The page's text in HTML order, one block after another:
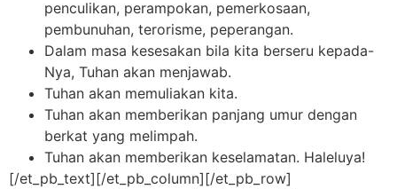
penculikan, perampokan, pemerkosaan,
pembunuhan, terorisme, peperangan.
Dalam masa kesesakan bila kita berseru kepada-
Nya, Tuhan akan menjawab.
Tuhan akan memuliakan kita.
Tuhan akan memberikan panjang umur dengan
berkat yang melimpah.
Tuhan akan memberikan keselamatan. Haleluya!
[/et_pb_text][/et_pb_column][/et_pb_row]